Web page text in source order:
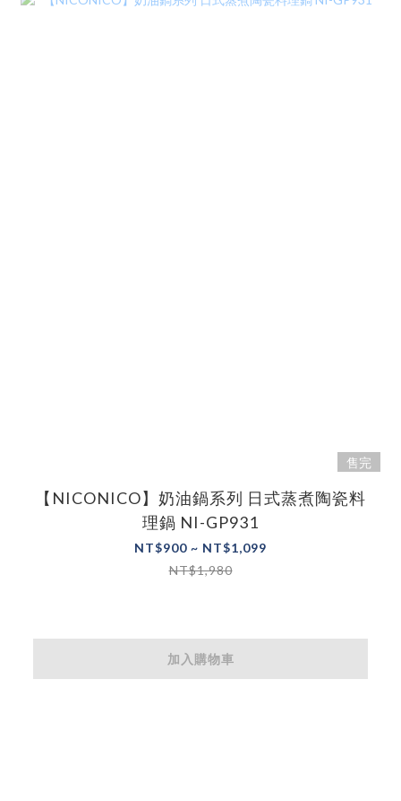
售完
【NICONICO】奶油鍋系列 日式蒸煮陶瓷料
理鍋 NI-GP931
NT$900 ~ NT$1,099
NT$1,980
加入購物車